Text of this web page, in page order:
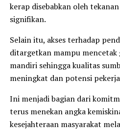
kerap disebabkan oleh
signifikan.
Selain itu, akses terhadap
ditargetkan mampu
mandiri sehingga kualitas
meningkat dan potensi
Ini menjadi bagian dari
terus menekan angka
kesejahteraan masyarakat